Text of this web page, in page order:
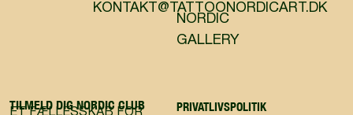
KONTAKT@TATTOONORDICART.DK
NORDIC
GALLERY
TILMELD DIG NORDIC CLUB
ET FÆLLESSKAB FOR PRIVATLIVSPOLITIK